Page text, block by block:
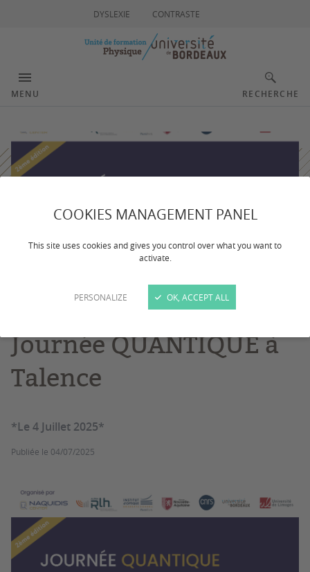
COOKIES MANAGEMENT PANEL
This site uses cookies and gives you control over what you want to
activate.
PERSONALIZE OK, ACCEPT ALL
DYSLEXIE CONTRASTE
MENU RECHERCHE
Journée QUANTIQUE à
Talence
*Le 4 Juillet 2025*
Publiée le 04/07/2025